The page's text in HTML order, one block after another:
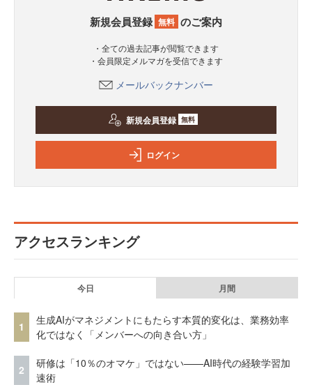
新規会員登録 無料 のご案内
・全ての過去記事が閲覧できます
・会員限定メルマガを受信できます
メールバックナンバー
新規会員登録 無料
ログイン
アクセスランキング
今日 月間
1
生成AIがマネジメントにもたらす本質的変化は、業務効率
化ではなく「メンバーへの向き合い方」
2
研修は「10％のオマケ」ではない——AI時代の経験学習加
速術